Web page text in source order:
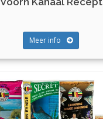
Meer info